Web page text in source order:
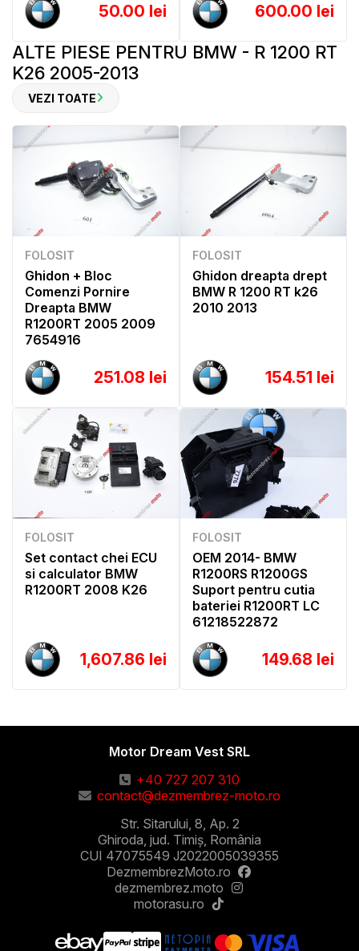
50.00 lei 600.00 lei
ALTE PIESE PENTRU BMW - R 1200 RT
K26 2005-2013
VEZI TOATE
FOLOSIT
Ghidon + Bloc
Comenzi Pornire
Dreapta BMW
R1200RT 2005 2009
7654916
251.08 lei
FOLOSIT
Ghidon dreapta drept
BMW R 1200 RT k26
2010 2013
154.51 lei
FOLOSIT
Set contact chei ECU
si calculator BMW
R1200RT 2008 K26
1,607.86 lei
FOLOSIT
OEM 2014- BMW
R1200RS R1200GS
Suport pentru cutia
bateriei R1200RT LC
61218522872
149.68 lei
Motor Dream Vest SRL
+40 727 207 310
contact@dezmembrez-moto.ro
Str. Sitarului, 8, Ap. 2
Ghiroda, jud. Timiș, România
CUI 47075549 J2022005039355
DezmembrezMoto.ro
dezmembrez.moto
motorasu.ro